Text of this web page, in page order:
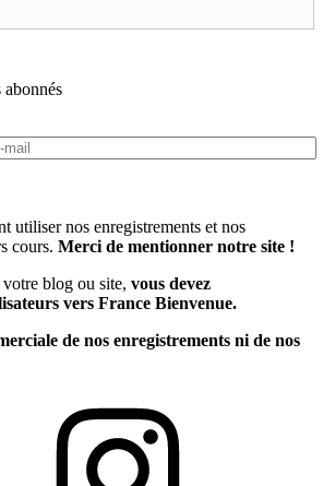
utiliser nos enregistrements et nos
cours. Merci de mentionner notre site !
blog ou site, vous devez
vers France Bienvenue.
de nos enregistrements ni de nos